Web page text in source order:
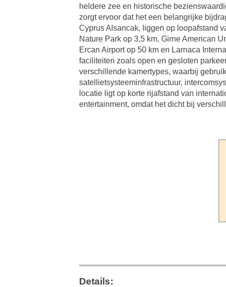
heldere zee en historische
zorgt ervoor dat het een belangrijke
Cyprus Alsancak, liggen op loopafstand
Nature Park op 3,5 km, Girne American
Ercan Airport op 50 km en Larnaca
faciliteiten zoals open en gesloten
verschillende kamertypes, waarbij
satellietsysteeminfrastructuur,
locatie ligt op korte rijafstand van
entertainment, omdat het dicht bij
Details: